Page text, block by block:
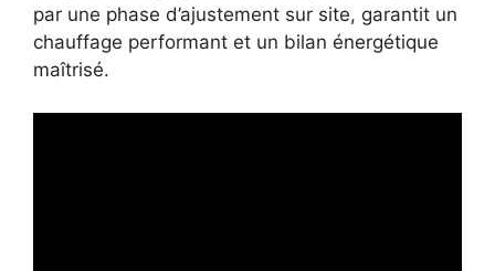
par une phase d’ajustement sur site, garantit un
chauffage performant et un bilan énergétique
maîtrisé.